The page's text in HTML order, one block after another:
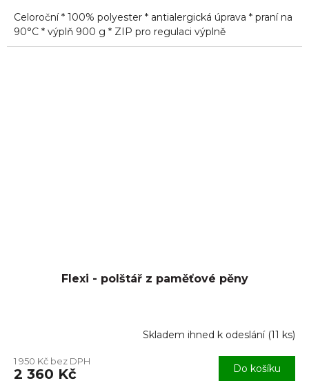
z
5
hvězdiček.
Celoroční * 100% polyester * antialergická úprava * praní na
90°C * výplň 900 g * ZIP pro regulaci výplně
Flexi - polštář z paměťové pěny
produktu
je
Skladem ihned k odeslání (11 ks)
1 950 Kč bez DPH
2 360 Kč Do košíku